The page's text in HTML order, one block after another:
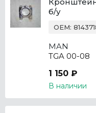
б/у
OEM:
MAN
TGA 00-08
1 150 ₽
В наличии